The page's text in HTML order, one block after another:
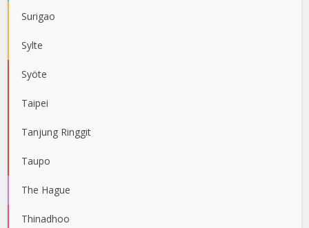
Surigao
Sylte
Syöte
Taipei
Tanjung Ringgit
Taupo
The Hague
Thinadhoo